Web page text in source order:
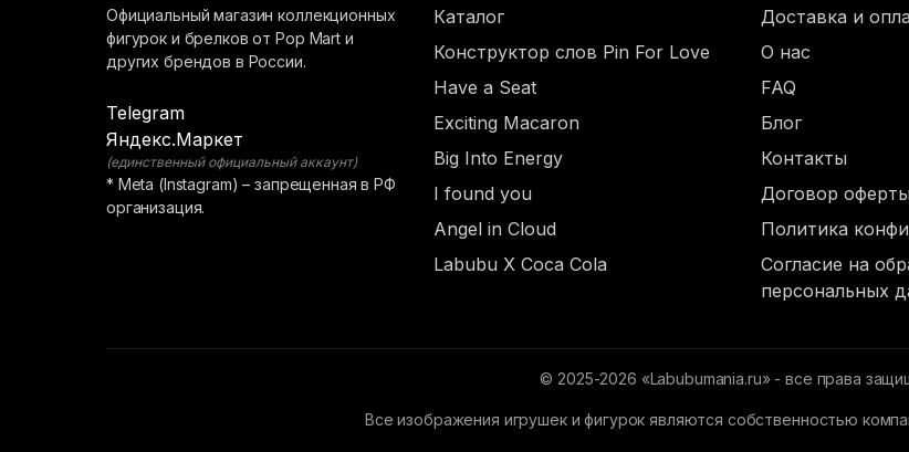
Официальный магазин коллекционных
фигурок и брелков от Pop Mart и
других брендов в России.
Telegram
Яндекс.Маркет
(единственный официальный аккаунт)
* Meta (Instagram) – запрещенная в РФ
организация.
Каталог
Конструктор слов Pin For Love
Have a Seat
Exciting Macaron
Big Into Energy
I found you
Angel in Cloud
Labubu X Coca Cola
Доставка и
О нас
FAQ
Блог
Контакты
Договор оферты
Политика
Согласие на
персональных
© 2025-2026 «Labubumania.ru» - все права
Все изображения игрушек и фигурок являются собственностью